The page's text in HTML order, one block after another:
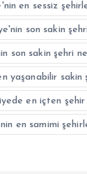
en sessiz
son sakin şehri
son sakin şehri
yaşanabilir sakin
en içten şehir
en samimi